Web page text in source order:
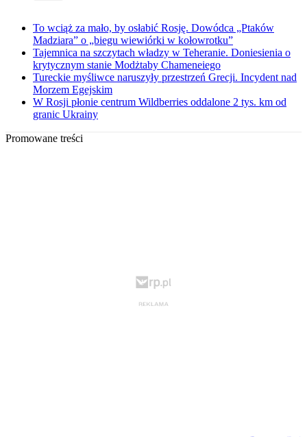
To wciąż za mało, by osłabić Rosję. Dowódca „Ptaków
Madziara” o „biegu wiewiórki w kołowrotku”
Tajemnica na szczytach władzy w Teheranie. Doniesienia o
krytycznym stanie Modżtaby Chameneiego
Tureckie myśliwce naruszyły przestrzeń Grecji. Incydent nad
Morzem Egejskim
W Rosji płonie centrum Wildberries oddalone 2 tys. km od
granic Ukrainy
Promowane treści